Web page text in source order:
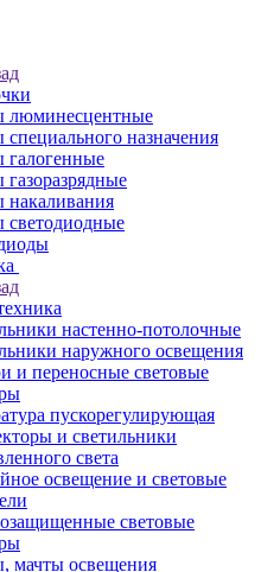
люминесцентные
назначения
настенно-потолочные
наружного освещения
и переносные световые
пускорегулирующая
и светильники
света
освещение и световые
световые
мачты освещения